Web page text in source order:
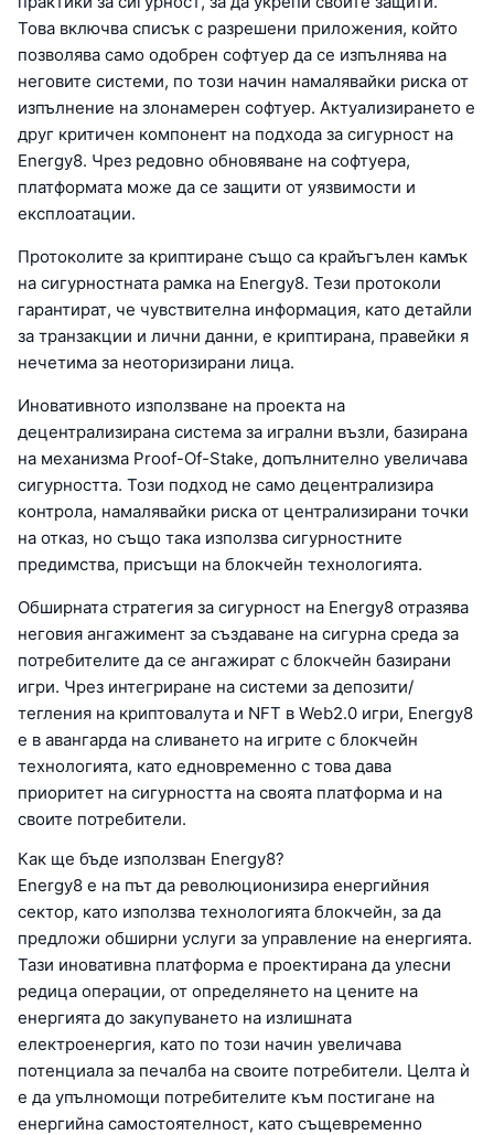
Това включва списък с разрешени приложения, който
позволява само одобрен софтуер да се изпълнява на
неговите системи, по този начин намалявайки риска от
изпълнение на злонамерен софтуер. Актуализирането е
друг критичен компонент на подхода за сигурност на
Energy8. Чрез редовно обновяване на софтуера,
платформата може да се защити от уязвимости и
експлоатации.
Протоколите за криптиране също са крайъгълен камък
на сигурностната рамка на Energy8. Тези протоколи
гарантират, че чувствителна информация, като детайли
за транзакции и лични данни, е криптирана, правейки я
нечетима за неоторизирани лица.
Иновативното използване на проекта на
децентрализирана система за игрални възли, базирана
на механизма Proof-Of-Stake, допълнително увеличава
сигурността. Този подход не само децентрализира
контрола, намалявайки риска от централизирани точки
на отказ, но също така използва сигурностните
предимства, присъщи на блокчейн технологията.
Обширната стратегия за сигурност на Energy8 отразява
неговия ангажимент за създаване на сигурна среда за
потребителите да се ангажират с блокчейн базирани
игри. Чрез интегриране на системи за депозити/
тегления на криптовалута и NFT в Web2.0 игри, Energy8
е в авангарда на сливането на игрите с блокчейн
технологията, като едновременно с това дава
приоритет на сигурността на своята платформа и на
своите потребители.
Как ще бъде използван Energy8?
Energy8 е на път да революционизира енергийния
сектор, като използва технологията блокчейн, за да
предложи обширни услуги за управление на енергията.
Тази иновативна платформа е проектирана да улесни
редица операции, от определянето на цените на
енергията до закупуването на излишната
електроенергия, като по този начин увеличава
потенциала за печалба на своите потребители. Целта ѝ
е да упълномощи потребителите към постигане на
енергийна самостоятелност, като същевременно